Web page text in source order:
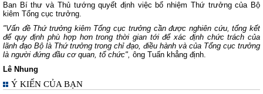
Ban Bí thư và Thủ tướng quyết định việc bổ nhiệm Thứ trưởng của Bộ
kiêm Tổng cục trưởng.
"Vấn đề Thứ trưởng kiêm Tổng cục trưởng cần được nghiên cứu, tổng kết
để quy định phù hợp hơn trong thời gian tới để xác định chức trách của
lãnh đạo Bộ là Thứ trưởng trong chỉ đạo, điều hành và của Tổng cục trưởng
là người đứng đầu cơ quan, tổ chức", ông Tuấn khẳng định.
Lê Nhung
Ý KIẾN CỦA BẠN